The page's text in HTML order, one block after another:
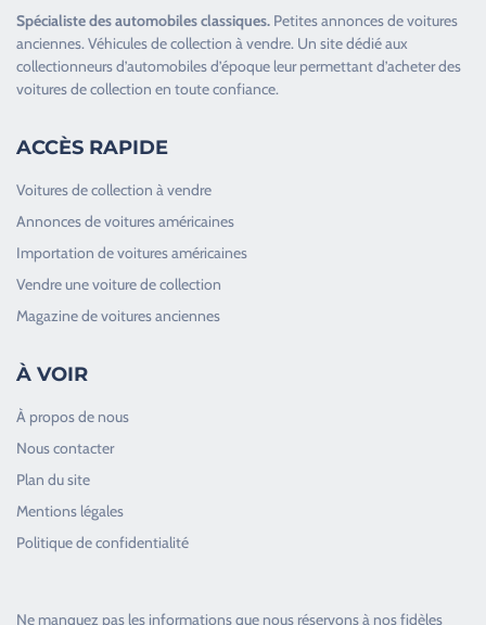
Spécialiste desautomobiles classiques. Petites annonces devoitures
anciennes.Véhicules de collection à vendre. Un site dédié aux
collectionneurs d’automobiles d’époque leur permettant d’acheter des
voitures de collection en toute confiance.
ACCÈS RAPIDE
Voitures de collection à vendre
Annonces de voitures américaines
Importation de voitures américaines
Vendre une voiture de collection
Magazine de voitures anciennes
À VOIR
À propos de nous
Nous contacter
Plan du site
Mentions légales
Politique de confidentialité
Ne manquez pas les informations que nous réservons à nos fidèles
Toujours heureux d'aider les passionnés